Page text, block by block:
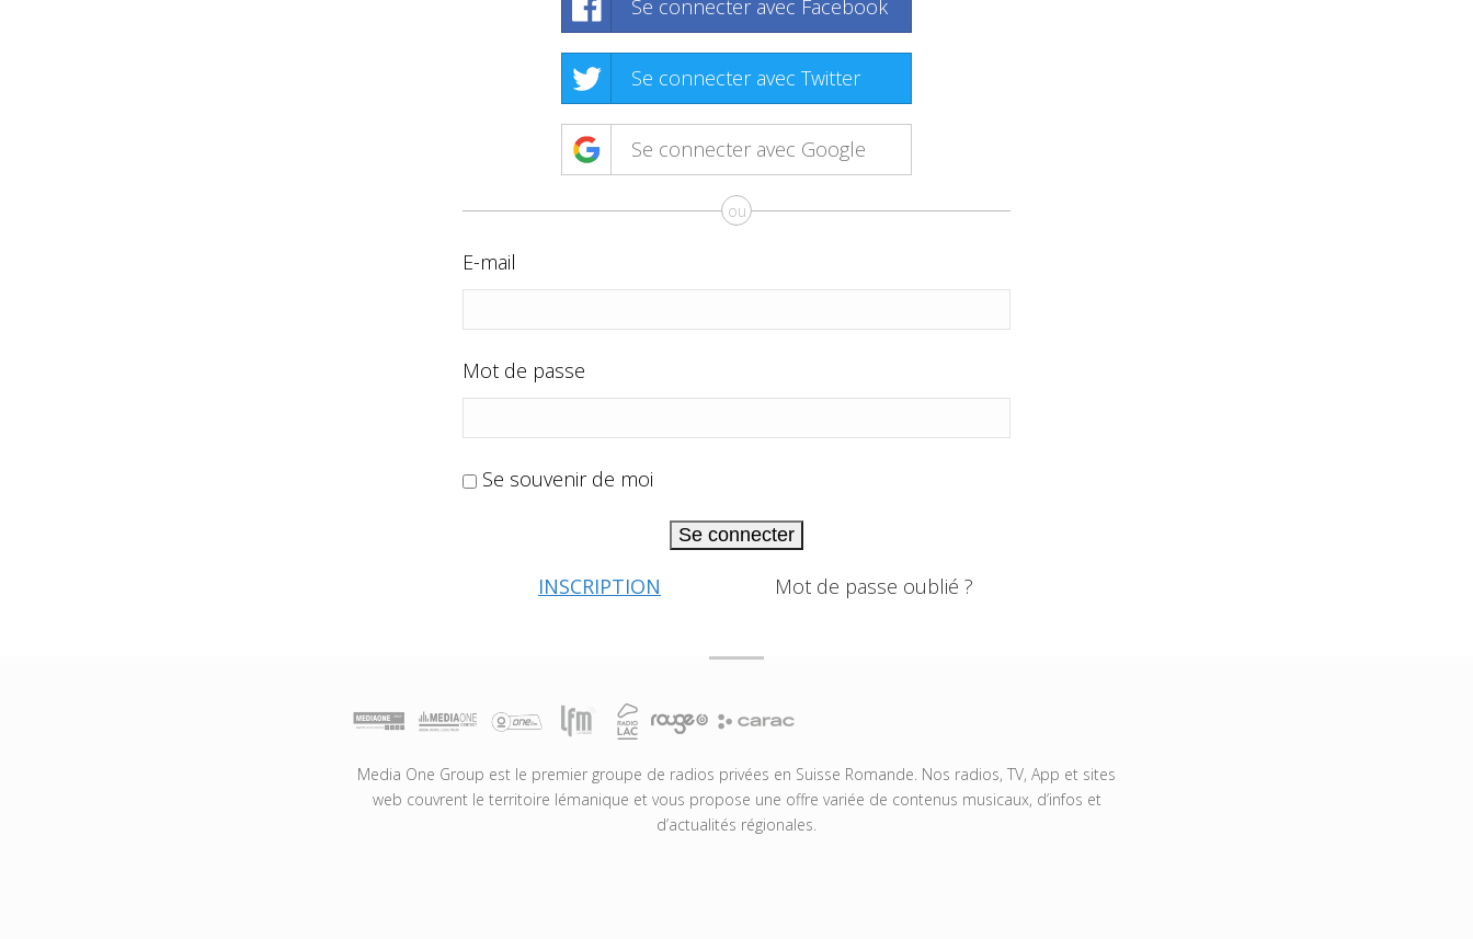
Se connecter avec Facebook
Se connecter avec Twitter
Se connecter avec Google
ou
E-mail
Mot de passe
Se souvenir de moi
Se connecter
INSCRIPTION Mot de passe oublié ?
Media One Group est le premier groupe de radios privées en Suisse Romande. Nos radios, TV, App et sites
web couvrent le territoire lémanique et vous propose une offre variée de contenus musicaux, d’infos et
d’actualités régionales.